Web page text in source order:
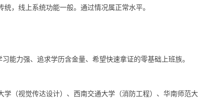
，线上系统功能一般。通过情况属正常水平。
能力强、追求学历含金量、希望快速拿证的零基础上班族。
（视觉传达设计）、西南交通大学（消防工程）、华南师范大